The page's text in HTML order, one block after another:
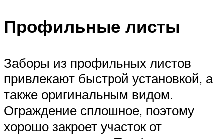
Профильные листы
Заборы из профильных листов
привлекают быстрой установкой, а
также оригинальным видом.
Ограждение сплошное, поэтому
хорошо закроет участок от